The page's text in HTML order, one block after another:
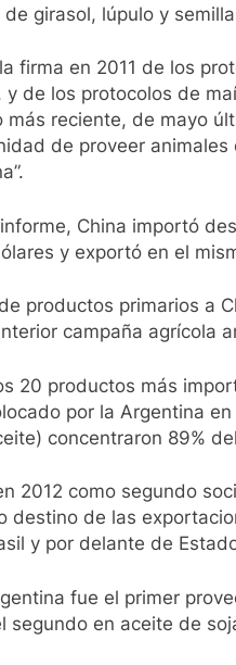
de girasol, lúpulo y
firma en 2011 de los
y de los protocolos de
más reciente, de mayo
de proveer
China importó
y exportó en el
productos primarios a
campaña agrícola
20 productos más
por la Argentina
concentraron 89%
2012 como segundo
destino de las
y por delante de
fue el primer
segundo en aceite de